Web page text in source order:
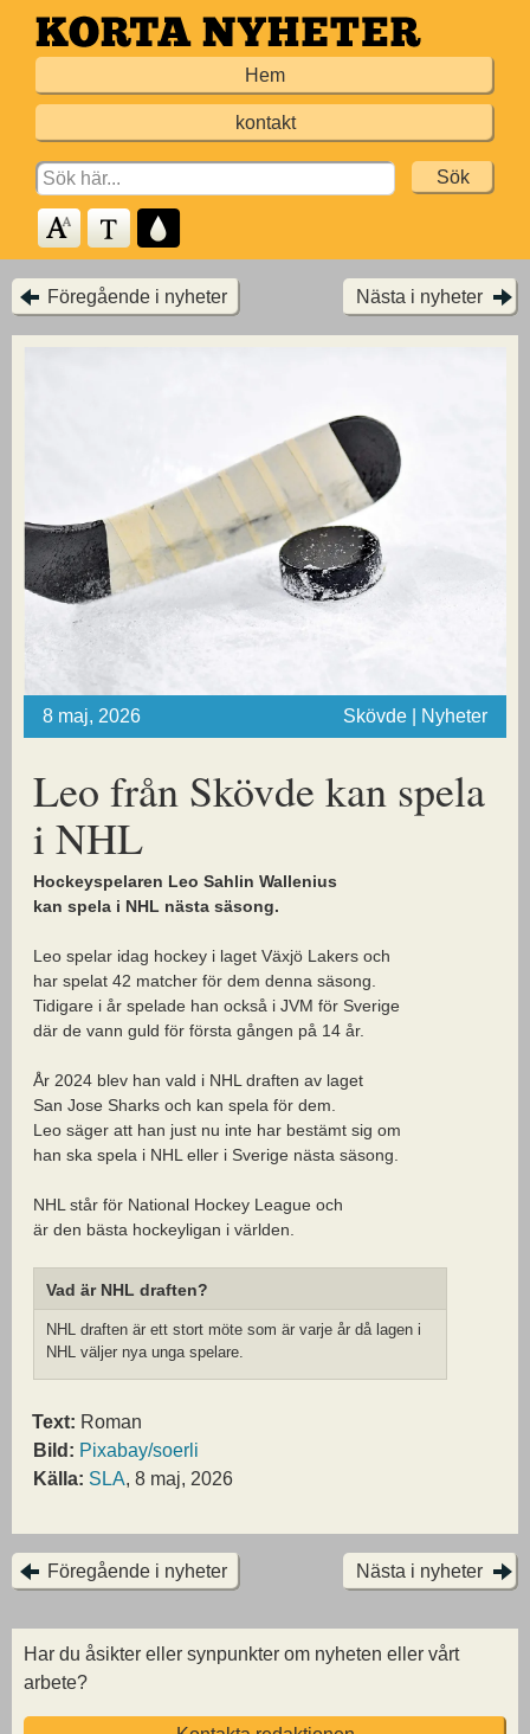
Hoppa
till
Hem
kontakt
Search
for:
Föregående i nyheter Nästa i nyheter
8 maj, 2026 Skövde | Nyheter
Leo från Skövde kan spela
i NHL
Hockeyspelaren Leo Sahlin Wallenius
kan spela i NHL nästa säsong.
Leo spelar idag hockey i laget Växjö Lakers och
har spelat 42 matcher för dem denna säsong.
Tidigare i år spelade han också i JVM för Sverige
där de vann guld för första gången på 14 år.
År 2024 blev han vald i NHL draften av laget
San Jose Sharks och kan spela för dem.
Leo säger att han just nu inte har bestämt sig om
han ska spela i NHL eller i Sverige nästa säsong.
NHL står för National Hockey League och
är den bästa hockeyligan i världen.
Vad är NHL draften?
NHL draften är ett stort möte som är varje år då lagen i
NHL väljer nya unga spelare.
Text: Roman
Bild: Pixabay/soerli
Källa: SLA, 8 maj, 2026
Föregående i nyheter Nästa i nyheter
Har du åsikter eller synpunkter om nyheten eller vårt
arbete?